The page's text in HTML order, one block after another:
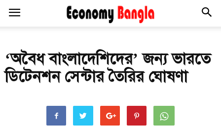
‘অবৈধ বাংলাদেশিদের’ জন্য ভারতে
ডিটেনশন সেন্টার তৈরির ঘোষণা